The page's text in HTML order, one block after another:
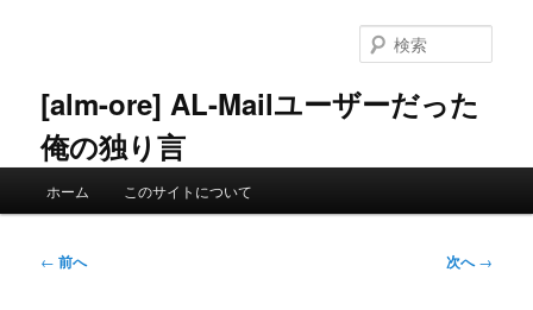
ン
へ
[alm-ore] AL-Mailユーザーだった
俺の独り言
索
ホーム このサイトについて
投
← 前へ 次へ→